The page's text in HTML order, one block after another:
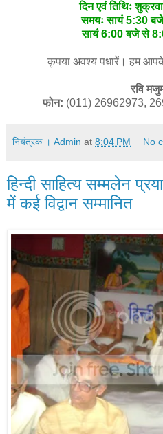
दिन एवं तिथिः
समयः सायं 5:30 बजे
सायं 6:00 बजे से
कृपया अवश्य पधारें। हम आपके
रवि
फोन: (011) 26962973,
नियंत्रक । Admin at 8:04 PM No
हिन्दी साहित्य सम्मलेन
में कई विद्वान सम्मानित